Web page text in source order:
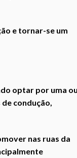
e tornar-se um
optar por uma ou
condução,
nas ruas da